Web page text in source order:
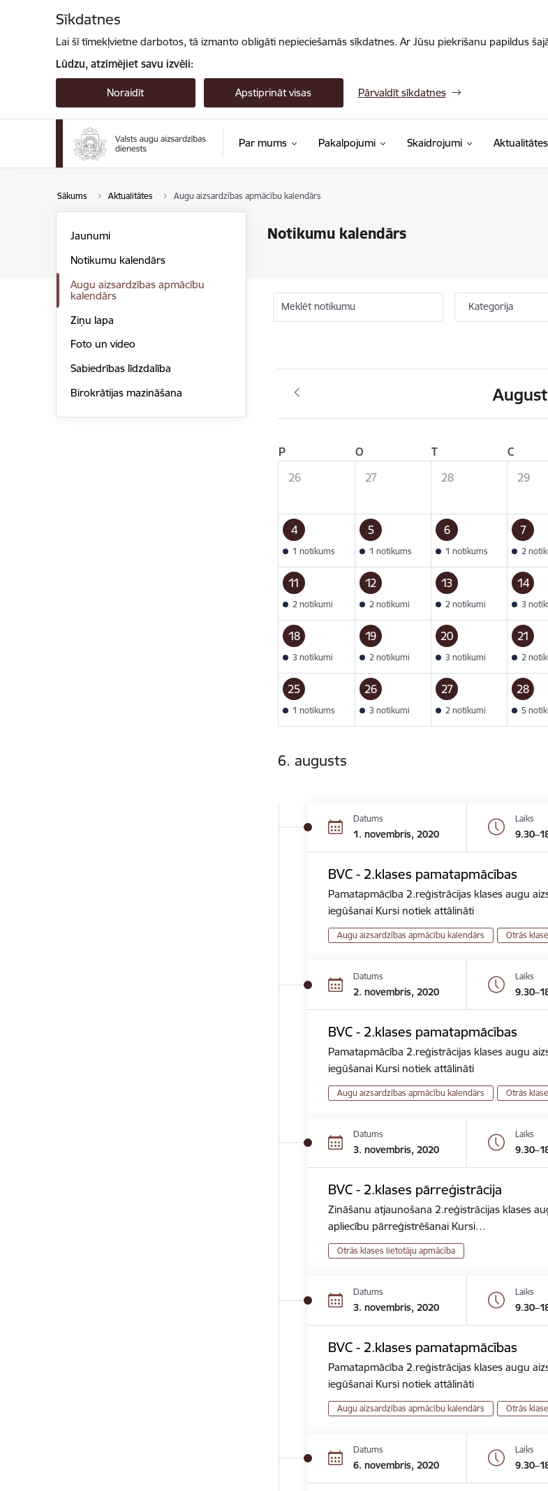
Sīkdatnes
Lai šī tīmekļvietne darbotos, tā izmanto obligāti nepieciešamās sīkdatnes. Ar Jūsu piekrišanu papildus
Lūdzu, atzīmējiet savu izvēli:
Noraidīt Apstiprināt visas Pārvaldīt sīkdatnes
Par mums Pakalpojumi Skaidrojumi Aktualitātes
Sākums Aktualitātes Augu aizsardzības apmācību kalendārs
Notikumu kalendārs
Jaunumi
Notikumu kalendārs
Augu aizsardzības apmācību
kalendārs
Ziņu lapa
Foto un video
Sabiedrības līdzdalība
Birokrātijas mazināšana
Meklēt notikumu Kategorija
P O T C
26
27 28 29
4
1 notikums
5
1 notikums
6
1 notikums
7
2
11
2 notikumi
12
2 notikumi
13
2 notikumi
14
3
18
3 notikumi
19
2 notikumi
20
3 notikumi
21
2
25
1 notikums
26
3 notikumi
27
2 notikumi
28
5
6. augusts
Datums
1. novembris, 2020
Laiks
BVC - 2.klases pamatapmācības
Pamatapmācība 2.reģistrācijas klases augu
iegūšanai Kursi notiek attālināti
Augu aizsardzības apmācību kalendārs Otrās
Datums
2. novembris, 2020
Laiks
BVC - 2.klases pamatapmācības
Pamatapmācība 2.reģistrācijas klases augu
iegūšanai Kursi notiek attālināti
Augu aizsardzības apmācību kalendārs Otrās
Datums
3. novembris, 2020
Laiks
BVC - 2.klases pārreģistrācija
Zināšanu atjaunošana 2.reģistrācijas klases
apliecību pārreģistrēšanai Kursi…
Otrās klases lietotāju apmācība
Datums
3. novembris, 2020
Laiks
BVC - 2.klases pamatapmācības
Pamatapmācība 2.reģistrācijas klases augu
iegūšanai Kursi notiek attālināti
Augu aizsardzības apmācību kalendārs Otrās
Datums
6. novembris, 2020
Laiks